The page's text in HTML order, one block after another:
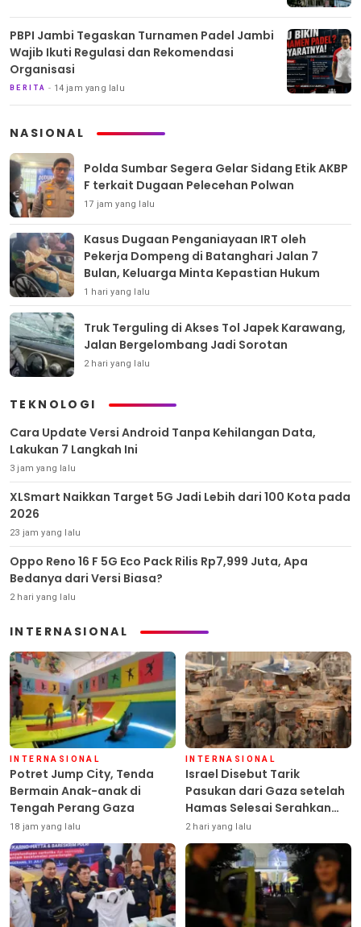
PBPI Jambi Tegaskan Turnamen Padel Jambi
Wajib Ikuti Regulasi dan Rekomendasi
Organisasi
BERITA 14 jam yang lalu
NASIONAL
Polda Sumbar Segera Gelar Sidang Etik AKBP
F terkait Dugaan Pelecehan Polwan
17 jam yang lalu
Kasus Dugaan Penganiayaan IRT oleh
Pekerja Dompeng di Batanghari Jalan 7
Bulan, Keluarga Minta Kepastian Hukum
1 hari yang lalu
Truk Terguling di Akses Tol Japek Karawang,
Jalan Bergelombang Jadi Sorotan
2 hari yang lalu
TEKNOLOGI
Cara Update Versi Android Tanpa Kehilangan Data,
Lakukan 7 Langkah Ini
3 jam yang lalu
XLSmart Naikkan Target 5G Jadi Lebih dari 100 Kota pada
2026
23 jam yang lalu
Oppo Reno 16 F 5G Eco Pack Rilis Rp7,999 Juta, Apa
Bedanya dari Versi Biasa?
2 hari yang lalu
INTERNASIONAL
INTERNASIONAL
Potret Jump City, Tenda
Bermain Anak-anak di
Tengah Perang Gaza
18 jam yang lalu
INTERNASIONAL
Israel Disebut Tarik
Pasukan dari Gaza setelah
Hamas Selesai Serahkan
Senjata
2 hari yang lalu